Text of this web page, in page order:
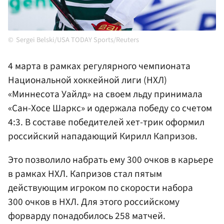
Sergei Belski/USA TODAY Sports/Reuters
4 марта в рамках регулярного чемпионата
Национальной хоккейной лиги (НХЛ)
«Миннесота Уайлд» на своем льду принимала
«Сан-Хосе Шаркс» и одержала победу со счетом
4:3. В составе победителей хет-трик оформил
российский нападающий Кирилл Капризов.
Это позволило набрать ему 300 очков в карьере
в рамках НХЛ. Капризов стал пятым
действующим игроком по скорости набора
300 очков в НХЛ. Для этого российскому
форварду понадобилось 258 матчей.